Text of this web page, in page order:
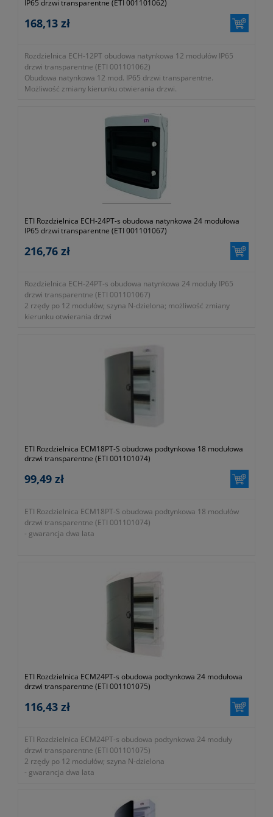
IP65 drzwi transparentne (ETI 001101062)
168,13 zł
Rozdzielnica ECH-12PT obudowa natynkowa 12 modułów IP65
drzwi transparentne (ETI 001101062)
Obudowa natynkowa 12 mod. IP65 drzwi transparentne.
Możliwość zmiany kierunku otwierania drzwi.
ETI Rozdzielnica ECH-24PT-s obudowa natynkowa 24 modułowa
IP65 drzwi transparentne (ETI 001101067)
216,76 zł
Rozdzielnica ECH-24PT-s obudowa natynkowa 24 moduły IP65
drzwi transparentne (ETI 001101067)
2 rzędy po 12 modułów; szyna N-dzielona; możliwość zmiany
kierunku otwierania drzwi
ETI Rozdzielnica ECM18PT-S obudowa podtynkowa 18 modułowa
drzwi transparentne (ETI 001101074)
99,49 zł
ETI Rozdzielnica ECM18PT-S obudowa podtynkowa 18 modułów
drzwi transparentne (ETI 001101074)
- gwarancja dwa lata
ETI Rozdzielnica ECM24PT-s obudowa podtynkowa 24 modułowa
drzwi transparentne (ETI 001101075)
116,43 zł
ETI Rozdzielnica ECM24PT-s obudowa podtynkowa 24 moduły
drzwi transparentne (ETI 001101075)
2 rzędy po 12 modułów; szyna N-dzielona
- gwarancja dwa lata